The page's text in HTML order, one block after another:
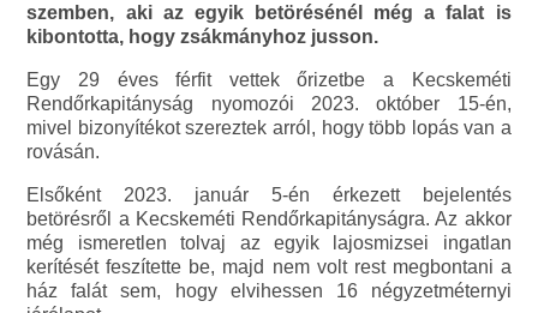
szemben, aki az egyik betörésénél még a falat is
kibontotta, hogy zsákmányhoz jusson.
Egy 29 éves férfit vettek őrizetbe a Kecskeméti
Rendőrkapitányság nyomozói 2023. október 15-én,
mivel bizonyítékot szereztek arról, hogy több lopás van a
rovásán.
Elsőként 2023. január 5-én érkezett bejelentés
betörésről a Kecskeméti Rendőrkapitányságra. Az akkor
még ismeretlen tolvaj az egyik lajosmizsei ingatlan
kerítését feszítette be, majd nem volt rest megbontani a
ház falát sem, hogy elvihessen 16 négyzetméternyi